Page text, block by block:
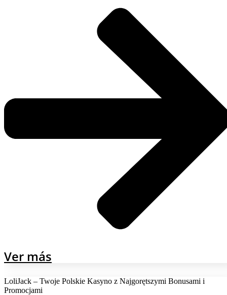
Ver más
LoliJack – Twoje Polskie Kasyno z Najgorętszymi Bonusami i
Promocjami